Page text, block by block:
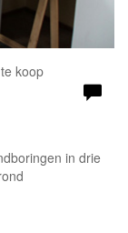
koop
in drie